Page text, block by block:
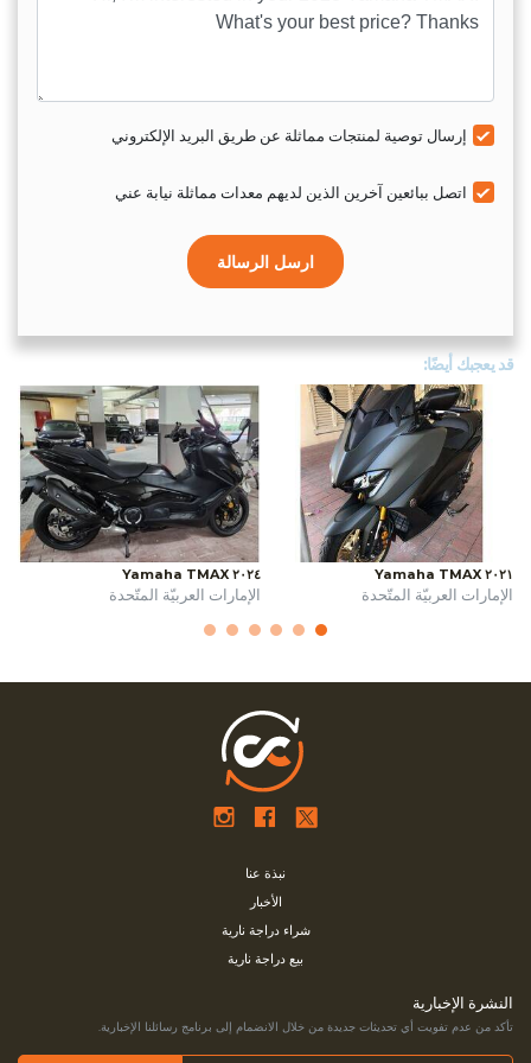
إرسال توصية لمنتجات مماثلة عن طريق البريد الإلكتروني
اتصل ببائعين آخرين الذين لديهم معدات مماثلة نيابة عني
ارسل الرسالة
قد يعجبك أيضًا:
٢٠٢١ Yamaha TMAX
الإمارات العربيّة المتّحدة
٢٠٢٤ Yamaha TMAX
الإمارات العربيّة المتّحدة
نبذة عنا
الأخبار
شراء دراجة نارية
بيع دراجة نارية
النشرة الإخبارية
تأكد من عدم تفويت أي تحديثات جديدة من خلال الانضمام إلى برنامج رسائلنا الإخبارية.